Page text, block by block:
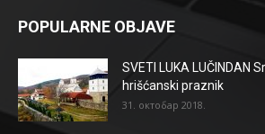
POPULARNE OBJAVE
SVETI LUKA LUČINDAN
hrišćanski praznik
31. октобар 2018.